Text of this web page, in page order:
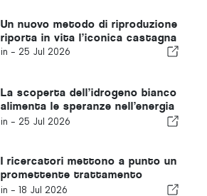
Un nuovo metodo di riproduzione
riporta in vita l’iconica castagna
in - 25 Jul 2026
La scoperta dell’idrogeno bianco
alimenta le speranze nell’energia
pulita
in - 25 Jul 2026
I ricercatori mettono a punto un
promettente trattamento
iniettabile contro l'artrite
in - 18 Jul 2026